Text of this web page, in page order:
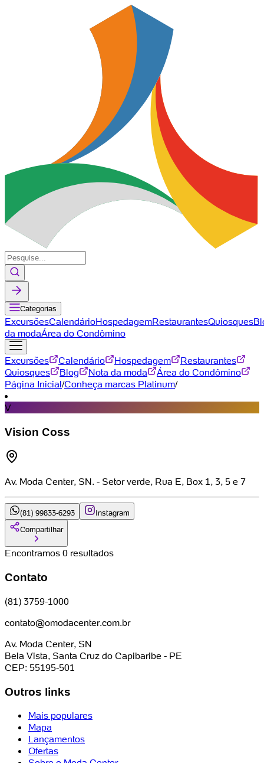
Categorias
ExcursõesCalendárioHospedagemRestaurantesQuiosques
da modaÁrea do Condômino
Excursões Calendário Hospedagem
Restaurantes
Quiosques
Blog Nota da moda
Área do Condômino
Página Inicial/Conheça marcas Platinum/
V
Vision Coss
Av. Moda Center, SN. - Setor verde, Rua E, Box 1, 3, 5 e 7
(81) 99833-6293
Instagram
Compartilhar
Encontramos 0 resultados
Contato
(81) 3759-1000
contato@omodacenter.com.br
Av. Moda Center, SN
Bela Vista, Santa Cruz do Capibaribe - PE
CEP: 55195-501
Outros links
Mais populares
Mapa
Lançamentos
Ofertas